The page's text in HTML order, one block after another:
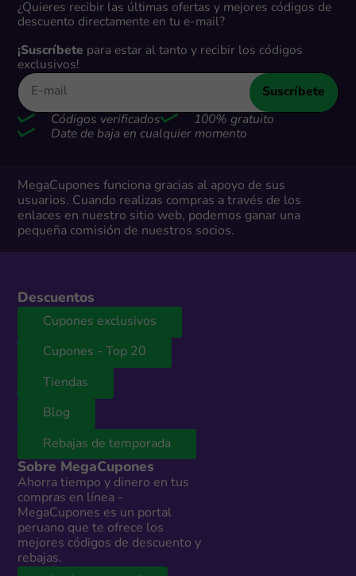
¿Quieres recibir las últimas ofertas y mejores códigos de
descuento directamente en tu e-mail?
¡Suscríbete para estar al tanto y recibir los códigos
exclusivos!
Suscríbete
Códigos verificados
100% gratuito
Date de baja en cualquier momento
MegaCupones funciona gracias al apoyo de sus
usuarios. Cuando realizas compras a través de los
enlaces en nuestro sitio web, podemos ganar una
pequeña comisión de nuestros socios.
Descuentos
Cupones exclusivos
Cupones - Top 20
Tiendas
Blog
Rebajas de temporada
Sobre MegaCupones
Ahorra tiempo y dinero en tus
compras en línea -
MegaCupones es un portal
peruano que te ofrece los
mejores códigos de descuento y
rebajas.